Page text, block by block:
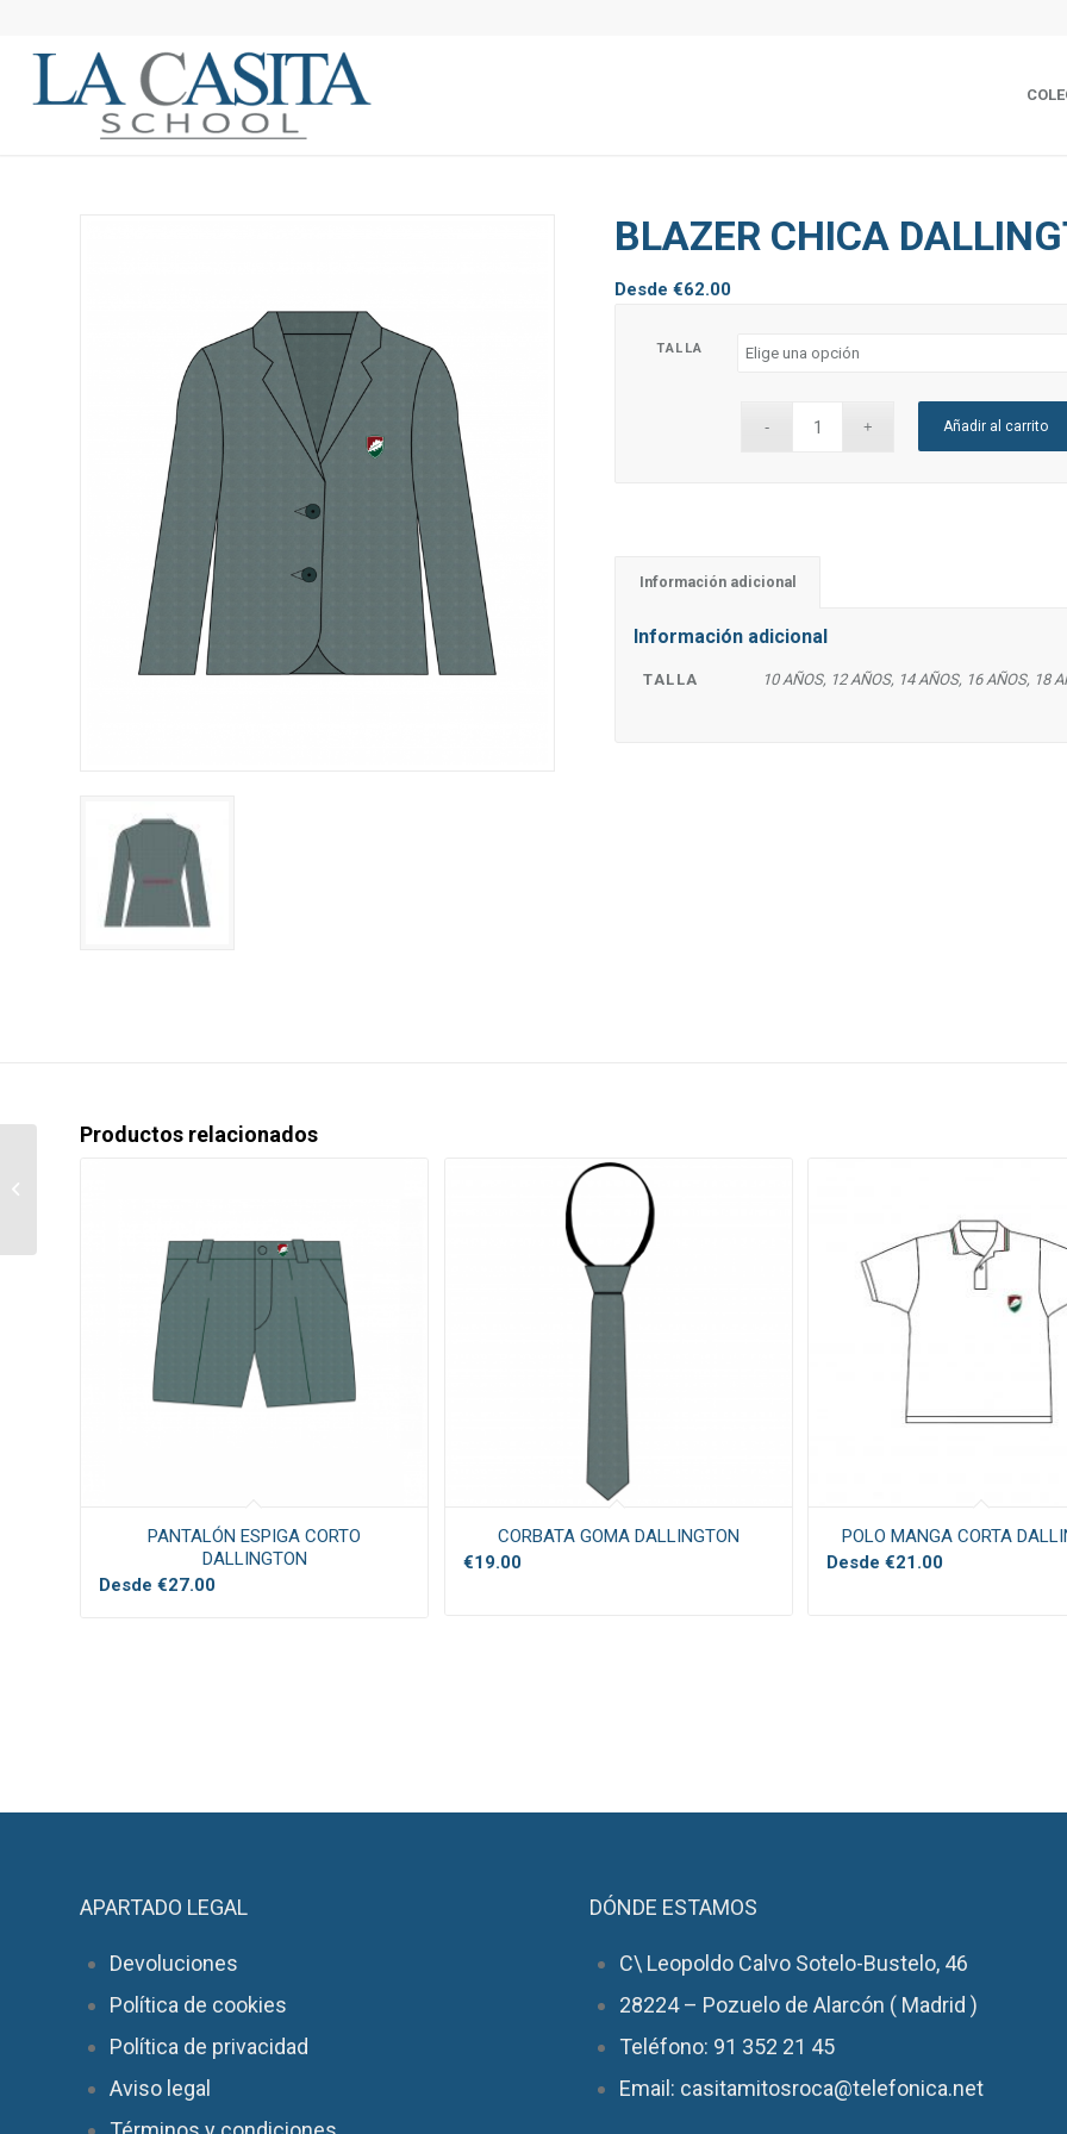
BLAZER CHICA
Desde€62.00
TALLA
Añadir al carrito
Información adicional
Información adicional
TALLA 10 AÑOS, 12 AÑOS, 14 AÑOS, 16 AÑOS, 18
Productos relacionados
PANTALÓN ESPIGA CORTO
DALLINGTON
Desde €27.00
CORBATA GOMA DALLINGTON
€19.00
POLO MANGA CORTA
Desde€21.00
APARTADO LEGAL
Devoluciones
Política de cookies
Política de privacidad
Aviso legal
DÓNDE ESTAMOS
C\ Leopoldo Calvo Sotelo-Bustelo, 46
28224 – Pozuelo de Alarcón ( Madrid )
Teléfono: 91 352 21 45
Email: casitamitosroca@telefonica.net